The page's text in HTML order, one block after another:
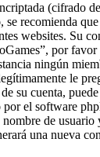
(cifrado
se recomienda
websites. Su
por
ningún
le
su cuenta,
por el software
de usuario
una nueva